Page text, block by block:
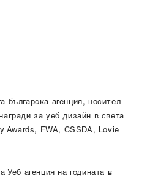
българска агенция, носител
за уеб дизайн в света
Awards, FWA, CSSDA, Lovie
Уеб агенция на годината в